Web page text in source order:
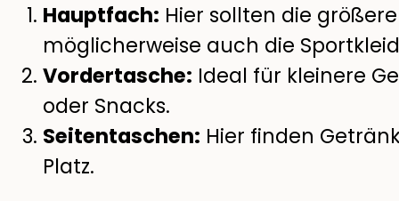
Hauptfach: Hier sollten die
möglicherweise auch die
Vordertasche: Ideal für kleinere
oder Snacks.
Seitentaschen: Hier finden
Platz.